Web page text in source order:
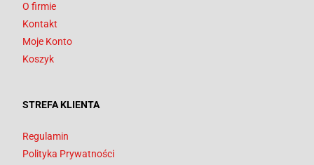
O firmie
Kontakt
Moje Konto
Koszyk
STREFA KLIENTA
Regulamin
Polityka Prywatności